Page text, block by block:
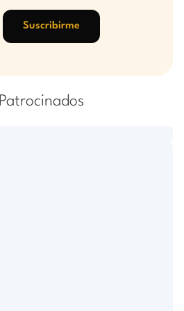
Suscribirme
Patrocinados